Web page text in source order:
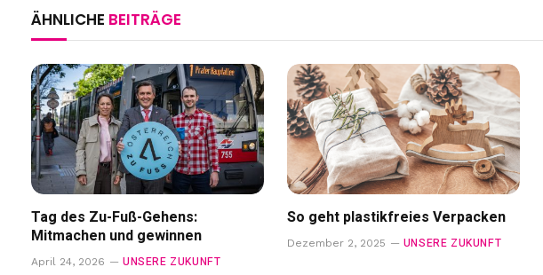
ÄHNLICHE BEITRÄGE
Tag des Zu-Fuß-Gehens:
Mitmachen und gewinnen
April 24, 2026 UNSERE ZUKUNFT
So geht plastikfreies Verpacken
Dezember 2, 2025 UNSERE ZUKUNFT